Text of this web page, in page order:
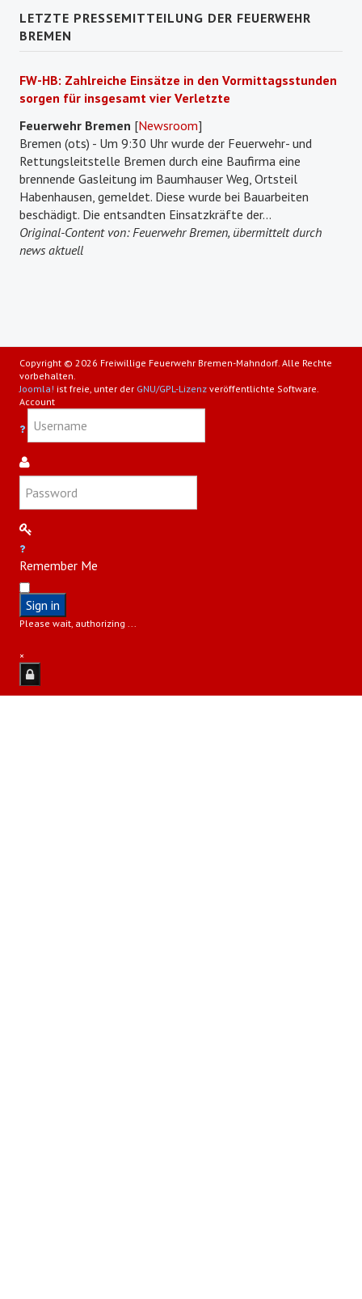
LETZTE PRESSEMITTEILUNG DER FEUERWEHR
BREMEN
FW-HB: Zahlreiche Einsätze in den Vormittagsstunden
sorgen für insgesamt vier Verletzte
Feuerwehr Bremen [Newsroom]
Bremen (ots) - Um 9:30 Uhr wurde der Feuerwehr- und
Rettungsleitstelle Bremen durch eine Baufirma eine
brennende Gasleitung im Baumhauser Weg, Ortsteil
Habenhausen, gemeldet. Diese wurde bei Bauarbeiten
beschädigt. Die entsandten Einsatzkräfte der...
Original-Content von: Feuerwehr Bremen, übermittelt durch
news aktuell
Copyright © 2026 Freiwillige Feuerwehr Bremen-Mahndorf. Alle Rechte
vorbehalten.
Joomla! ist freie, unter der GNU/GPL-Lizenz veröffentlichte Software.
Account
Remember Me
Sign in
Please wait, authorizing ...
×